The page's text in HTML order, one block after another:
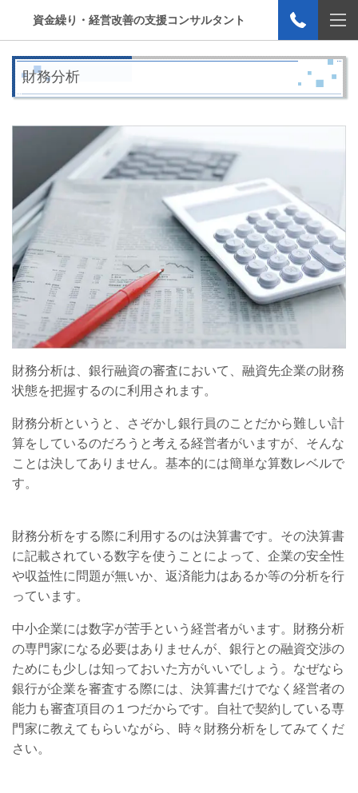
資金繰り・経営改善の支援コンサルタント
財務分析
財務分析は、銀行融資の審査において、融資先企業の財務
状態を把握するのに利用されます。
財務分析というと、さぞかし銀行員のことだから難しい計
算をしているのだろうと考える経営者がいますが、そんな
ことは決してありません。基本的には簡単な算数レベルで
す。
財務分析をする際に利用するのは決算書です。その決算書
に記載されている数字を使うことによって、企業の安全性
や収益性に問題が無いか、返済能力はあるか等の分析を行
っています。
中小企業には数字が苦手という経営者がいます。財務分析
の専門家になる必要はありませんが、銀行との融資交渉の
ためにも少しは知っておいた方がいいでしょう。なぜなら
銀行が企業を審査する際には、決算書だけでなく経営者の
能力も審査項目の１つだからです。自社で契約している専
門家に教えてもらいながら、時々財務分析をしてみてくだ
さい。